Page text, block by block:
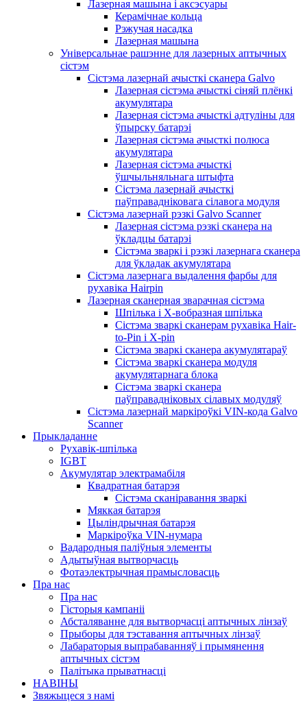
Лазерная машына і аксэсуары
Керамічнае кольца
Рэжучая насадка
Лазерная машына
Універсальнае рашэнне для лазерных аптычных
сістэм
Сістэма лазернай ачысткі сканера Galvo
Лазерная сістэма ачысткі сіняй плёнкі
акумулятара
Лазерная сістэма ачысткі адтуліны для
ўпырску батарэі
Лазерная сістэма ачысткі полюса
акумулятара
Лазерная сістэма ачысткі
ўшчыльняльнага штыфта
Сістэма лазернай ачысткі
паўправадніковага сілавога модуля
Сістэма лазернай рэзкі Galvo Scanner
Лазерная сістэма рэзкі сканера на
ўкладцы батарэі
Сістэма зваркі і рэзкі лазернага сканера
для ўкладак акумулятара
Сістэма лазернага выдалення фарбы для
рухавіка Hairpin
Лазерная сканерная зварачная сістэма
Шпілька і X-вобразная шпілька
Сістэма зваркі сканерам рухавіка Hair-
to-Pin і X-pin
Сістэма зваркі сканера акумулятараў
Сістэма зваркі сканера модуля
акумулятарнага блока
Сістэма зваркі сканера
паўправадніковых сілавых модуляў
Сістэма лазернай маркіроўкі VIN-кода Galvo
Scanner
Прыкладанне
Рухавік-шпілька
IGBT
Акумулятар электрамабіля
Квадратная батарэя
Сістэма сканіравання зваркі
Мяккая батарэя
Цыліндрычная батарэя
Маркіроўка VIN-нумара
Вадародныя паліўныя элементы
Адытыўная вытворчасць
Фотаэлектрычная прамысловасць
Пра нас
Пра нас
Гісторыя кампаніі
Абсталяванне для вытворчасці аптычных лінзаў
Прыборы для тэставання аптычных лінзаў
Лабараторыя выпрабаванняў і прымянення
аптычных сістэм
Палітыка прыватнасці
НАВІНЫ
Звяжыцеся з намі